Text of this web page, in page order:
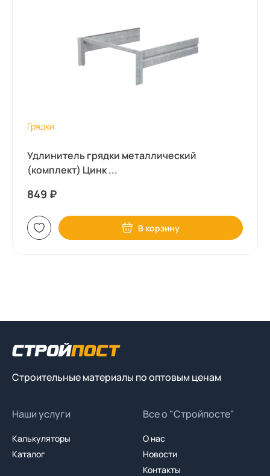
Грядки
Удлинитель грядки металлический
(комплект) Цинк ...
849 ₽
В корзину
Строительные материалы по оптовым ценам
Наши услуги
Калькуляторы
Каталог
Все о "Стройпосте"
О нас
Новости
Контакты